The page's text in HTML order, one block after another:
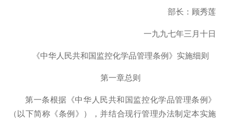
部长：顾秀莲
一九九七年三月十日
《中华人民共和国监控化学品管理条例》实施细则
第一章总则
第一条根据《中华人民共和国监控化学品管理条例》
（以下简称《条例》），并结合现行管理办法制定本实施